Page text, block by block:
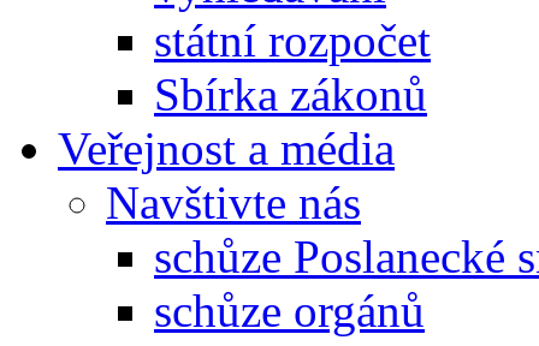
státní rozpočet
Sbírka zákonů
Veřejnost a média
Navštivte nás
schůze Poslanecké
schůze orgánů